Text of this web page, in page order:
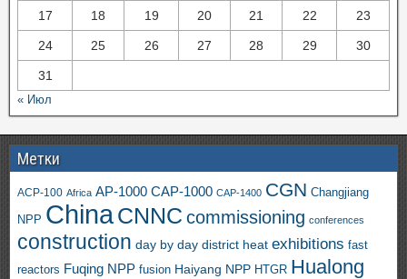
17 18 19 20 21 22 23
24 25 26 27 28 29 30
31
« Июл
Метки
ACP-100 Africa AP-1000 CAP-1000 CAP-1400 CGN Changjiang
NPP ChinaCNNC commissioning conferences
construction day by day district heat exhibitions fast
reactors Fuqing NPP fusion Haiyang NPP HTGR Hualong